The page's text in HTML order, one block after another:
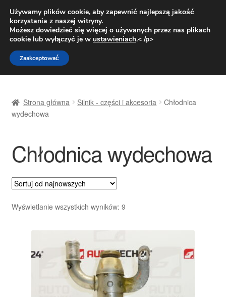
DOSTAWA od 31 zł
Pn.-pt. 9:00-16:00800 003 167
Przejdź
do
nawigacji
Przejdź
do
treści
Dostawa
Kontakt
Moje konto
Polityka prywatności
Strona główna Silnik - części i akcesoria
Chłodnica
wydechowa
Chłodnica wydechowa
Wyświetlanie wszystkich wyników: 9Posortowane
najnowszych
Używamy plików cookie, aby zapewnić najlepszą jakość
korzystania z naszej witryny.
Możesz dowiedzieć się więcej o używanych przez nas plikach
cookie lub wyłączyć je w ustawieniach.< /p>
Zaakceptować